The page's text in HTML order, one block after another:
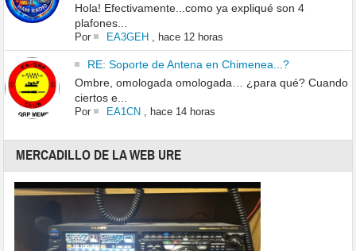
Hola! Efectivamente...como ya expliqué son 4
plafones...
Por EA3GEH , hace 12 horas
RE: Soporte de Antena en Chimenea...?
Ombre, omologada omologada… ¿para qué? Cuando
ciertos e...
Por EA1CN , hace 14 horas
MERCADILLO DE LA WEB URE